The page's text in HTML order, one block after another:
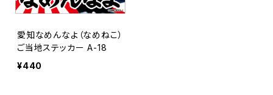
愛知なめんなよ（なめねこ）
ご当地ステッカー A-18
¥440